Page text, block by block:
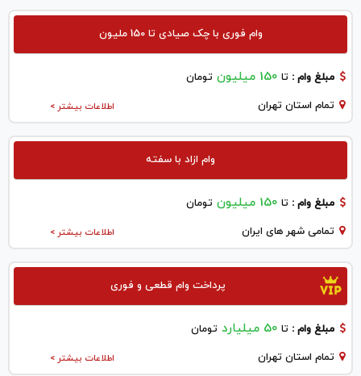
وام فوری با چک صیادی تا 150 ملیون
مبلغ وام : تا 150 میلیون تومان
اطلاعات بیشتر > تمام استان تهران
وام ازاد با سفته
مبلغ وام : تا 150 میلیون تومان
اطلاعات بیشتر > تمامی شهر های ایران
پرداخت وام قطعی و فوری
مبلغ وام : تا 50 میلیارد تومان
اطلاعات بیشتر > تمام استان تهران